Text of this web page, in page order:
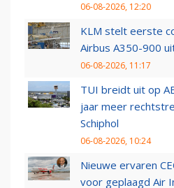
06-08-2026, 12:20
KLM stelt eerste
Airbus A350-900
06-08-2026, 11:17
TUI breidt uit op
jaar meer
Schiphol
06-08-2026, 10:24
Nieuwe ervaren
voor geplaagd Air